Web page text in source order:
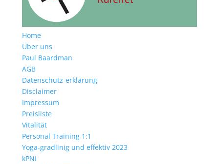
Home
Über uns
Paul Baardman
AGB
Datenschutz-erklärung
Disclaimer
Impressum
Preisliste
Vitalität
Personal Training 1:1
Yoga-gradlinig und effektiv 2023
kPNI